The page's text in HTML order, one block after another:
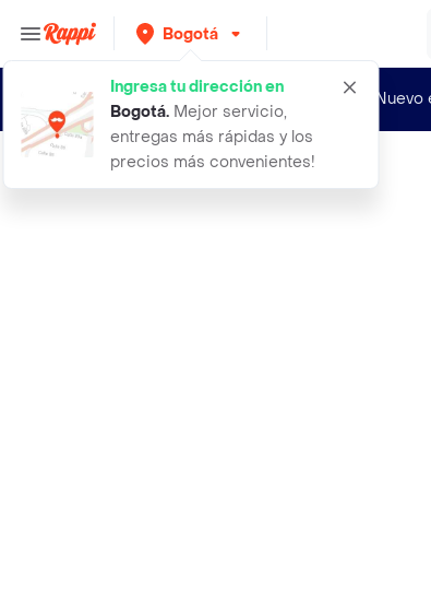
Bogotá
Ingresa tu dirección en
Bogotá. Mejor servicio,
entregas más rápidas y los
precios más convenientes!
aceite de coco corporal 500ml